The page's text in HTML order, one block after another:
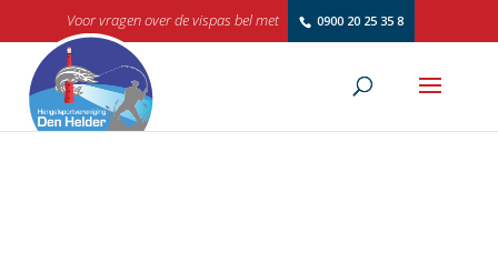
Voor vragen over de vispas bel met 0900 20 25 35 8